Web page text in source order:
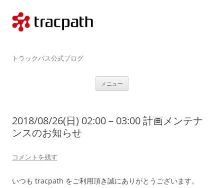
テ
ン
ツ
ッ
トラックパス公式ブログ
メニュー
2018/08/26(日) 02:00 – 03:00 計画メンテナ
ンスのお知らせ
コメントを残す
いつも tracpath をご利用頂き誠にありがとうございます。